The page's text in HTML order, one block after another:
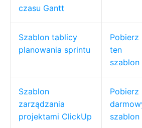
czasu Gantt
Szablon tablicy
planowania sprintu
Pobierz
ten
szablon
Szablon
zarządzania
projektami ClickUp
Pobierz
szablon